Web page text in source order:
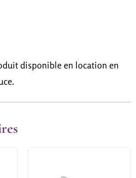
disponible en location en